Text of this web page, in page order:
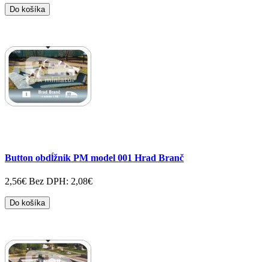
Do košíka
Button obdĺžnik PM model 001 Hrad Branč
2,56€ Bez DPH: 2,08€
Do košíka